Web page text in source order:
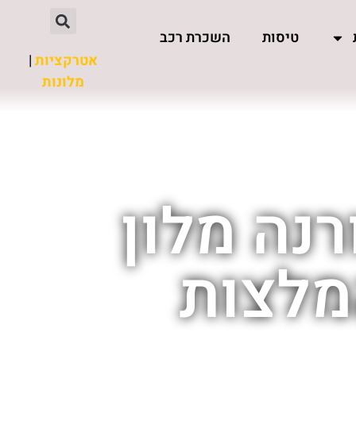
טיסות
השכרת רכב
אטרקציות|
מלונות
מלון